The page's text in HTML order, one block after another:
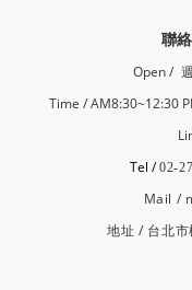
聯
Open /
Time / AM8:30~12:30
Tel /02-
Mail /
地址 / 台北